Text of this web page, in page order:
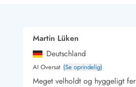
Golfferie i sommerhus
Rideskoler/Ponyridning
Martin Lüken
Deutschland
AI Oversat (Se oprindelig)
Meget velholdt og hyggeligt